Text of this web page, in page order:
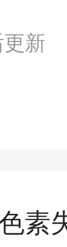
新
素